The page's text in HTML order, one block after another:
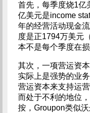
首先，每季度烧1亿
亿美元是income
年的经营活动现金
度是正1794万美元
本不是每个季度在损
其次，一项营运资
实际上是强势的业
营运资本来支持运
而处于不利的地位
按，Groupon类似